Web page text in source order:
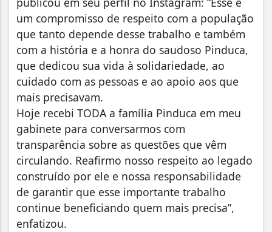
um compromisso de respeito com a população
que tanto depende desse trabalho e também
com a história e a honra do saudoso Pinduca,
que dedicou sua vida à solidariedade, ao
cuidado com as pessoas e ao apoio aos que
mais precisavam.
Hoje recebi TODA a família Pinduca em meu
gabinete para conversarmos com
transparência sobre as questões que vêm
circulando. Reafirmo nosso respeito ao legado
construído por ele e nossa responsabilidade
de garantir que esse importante trabalho
continue beneficiando quem mais precisa”,
enfatizou.